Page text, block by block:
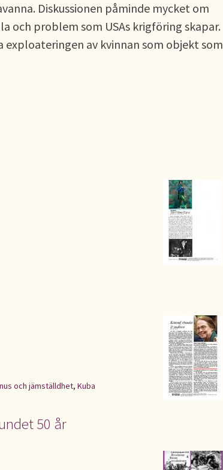
Diskussionen påminde mycket om
och problem som USAs krigföring skapar.
exploateringen av kvinnan som objekt som
och jämställdhet, Kuba
50 år